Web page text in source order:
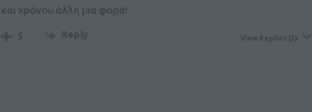
και χρόνου άλλη μια φορά!
5 Reply View Replies (3)